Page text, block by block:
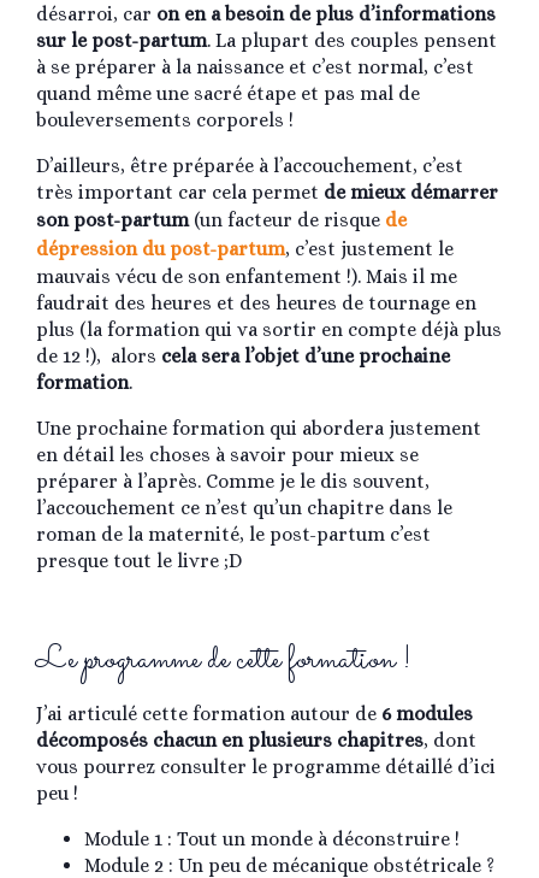
désarroi, car on en a besoin de plus d’informations
sur le post-partum. La plupart des couples pensent
à se préparer à la naissance et c’est normal, c’est
quand même une sacré étape et pas mal de
bouleversements corporels !
D’ailleurs, être préparée à l’accouchement, c’est
très important car cela permet de mieux démarrer
son post-partum(un facteur de risque de
dépression du post-partum, c’est justement le
mauvais vécu de son enfantement !). Mais il me
faudrait des heures et des heures de tournage en
plus (la formation qui va sortir en compte déjà plus
de 12 !), alors cela sera l’objet d’une prochaine
formation.
Une prochaine formation qui abordera justement
en détail les choses à savoir pour mieux se
préparer à l’après. Comme je le dis souvent,
l’accouchement ce n’est qu’un chapitre dans le
roman de la maternité, le post-partum c’est
presque tout le livre ;D
Le programme de cette formation !
J’ai articulé cette formation autour de 6 modules
décomposés chacun en plusieurs chapitres, dont
vous pourrez consulter le programme détaillé d’ici
peu !
Module 1 : Tout un monde à déconstruire !
Module 2 : Un peu de mécanique obstétricale ?